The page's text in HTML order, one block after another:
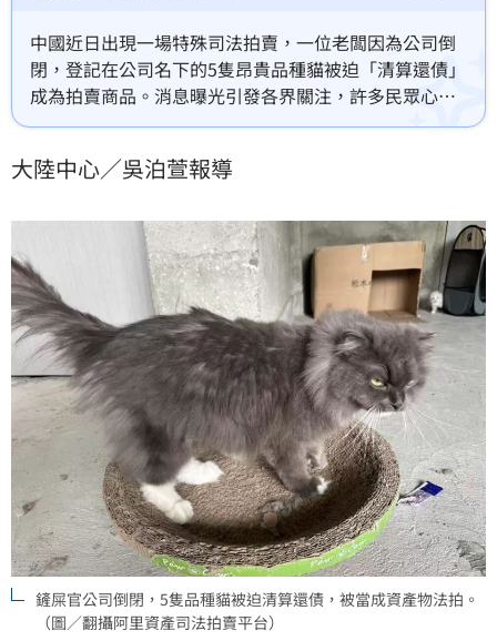
中國近日出現一場特殊司法拍賣，一位老闆因為公司倒
閉，登記在公司名下的5隻昂貴品種貓被迫「清算還債」
成為拍賣商品。消息曝光引發各界關注，許多民眾心疼
貓咪之餘，也感嘆「最後還是貓扛下了所有債務」。
大陸中心／吳泊萱報導
鏟屎官公司倒閉，5隻品種貓被迫清算還債，被當成資產物法拍。
（圖／翻攝阿里資產司法拍賣平台）